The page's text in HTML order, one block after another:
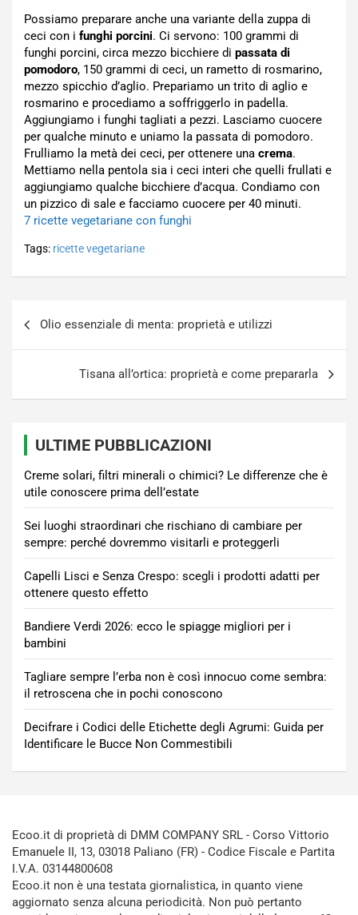
Possiamo preparare anche una variante della zuppa di
ceci con i funghi porcini. Ci servono: 100 grammi di
funghi porcini, circa mezzo bicchiere di passata di
pomodoro, 150 grammi di ceci, un rametto di rosmarino,
mezzo spicchio d’aglio. Prepariamo un trito di aglio e
rosmarino e procediamo a soffriggerlo in padella.
Aggiungiamo i funghi tagliati a pezzi. Lasciamo cuocere
per qualche minuto e uniamo la passata di pomodoro.
Frulliamo la metà dei ceci, per ottenere una crema.
Mettiamo nella pentola sia i ceci interi che quelli frullati e
aggiungiamo qualche bicchiere d’acqua. Condiamo con
un pizzico di sale e facciamo cuocere per 40 minuti.
7 ricette vegetariane con funghi
Tags: ricette vegetariane
Olio essenziale di menta: proprietà e utilizzi
Tisana all’ortica: proprietà e come prepararla
ULTIME PUBBLICAZIONI
Creme solari, filtri minerali o chimici? Le differenze che è
utile conoscere prima dell’estate
Sei luoghi straordinari che rischiano di cambiare per
sempre: perché dovremmo visitarli e proteggerli
Capelli Lisci e Senza Crespo: scegli i prodotti adatti per
ottenere questo effetto
Bandiere Verdi 2026: ecco le spiagge migliori per i
bambini
Tagliare sempre l’erba non è così innocuo come sembra:
il retroscena che in pochi conoscono
Decifrare i Codici delle Etichette degli Agrumi: Guida per
Identificare le Bucce Non Commestibili
Ecoo.it di proprietà di DMM COMPANY SRL - Corso Vittorio
Emanuele II, 13, 03018 Paliano (FR) - Codice Fiscale e Partita
I.V.A. 03144800608
Ecoo.it non è una testata giornalistica, in quanto viene
aggiornato senza alcuna periodicità. Non può pertanto